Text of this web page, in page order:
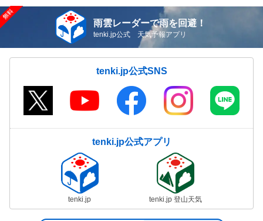
雨雲レーダーで雨を回避！
tenki.jp公式 天気予報アプリ
tenki.jp公式SNS
tenki.jp公式アプリ
tenki.jp tenki.jp 登山天気